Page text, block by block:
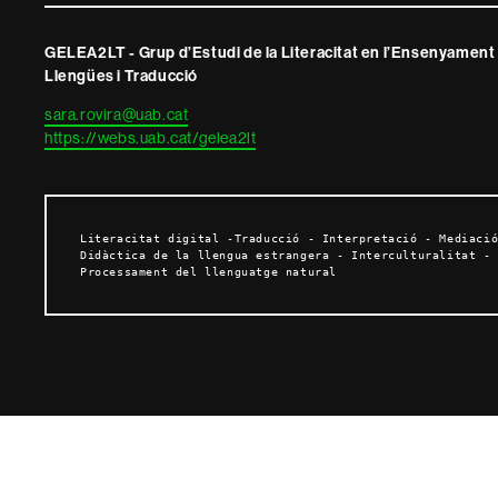
informació
legal
GELEA2LT - Grup d’Estudi de la Literacitat en
Llengües i Traducció
sara.rovira@uab.cat
https://webs.uab.cat/gelea2lt
Literacitat digital -Traducció - Interpretació -
Didàctica de la llengua estrangera - Interculturalitat -
Processament del llenguatge natural